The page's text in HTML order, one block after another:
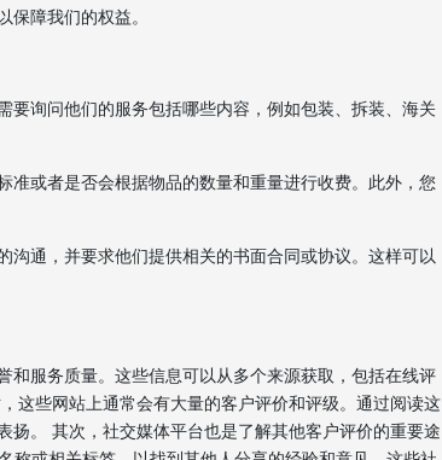
障我们的权益。
要询问他们的服务包括哪些内容，例如包装、拆装、海关
准或者是否会根据物品的数量和重量进行收费。此外，您
通，并要求他们提供相关的书面合同或协议。这样可以
和服务质量。这些信息可以从多个来源获取，包括在线评
这些网站上通常会有大量的客户评价和评级。通过阅读这
。 其次，社交媒体平台也是了解其他客户评价的重要途